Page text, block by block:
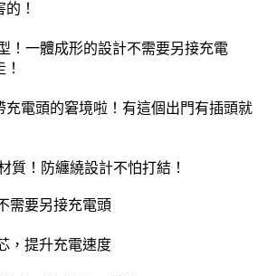
！
！一體成形的設計不需要另接充電
充電頭的窘境啦！有這個出門有插頭就
質！防纏繞設計不怕打結！
需要另接充電頭
，提升充電速度